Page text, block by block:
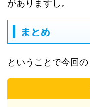
がありますし。
まとめ
ということで今回の